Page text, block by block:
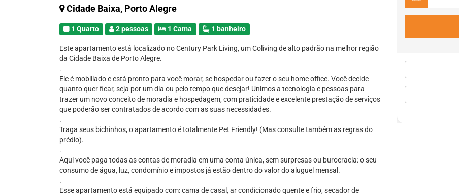
Cidade Baixa, Porto Alegre
1 Quarto 2 pessoas 1 Cama 1 banheiro
Este apartamento está localizado no Century Park Living, um Coliving de alto padrão na melhor região
da Cidade Baixa de Porto Alegre.
.
Ele é mobiliado e está pronto para você morar, se hospedar ou fazer o seu home office. Você decide
quanto quer ficar, seja por um dia ou pelo tempo que desejar! Unimos a tecnologia e pessoas para
trazer um novo conceito de moradia e hospedagem, com praticidade e excelente prestação de serviços
que poderão ser contratados de acordo com as suas necessidades.
.
Traga seus bichinhos, o apartamento é totalmente Pet Friendly! (Mas consulte também as regras do
prédio).
.
Aqui você paga todas as contas de moradia em uma conta única, sem surpresas ou burocracia: o seu
consumo de água, luz, condomínio e impostos já estão dentro do valor do aluguel mensal.
.
Esse apartamento está equipado com: cama de casal, ar condicionado quente e frio, secador de